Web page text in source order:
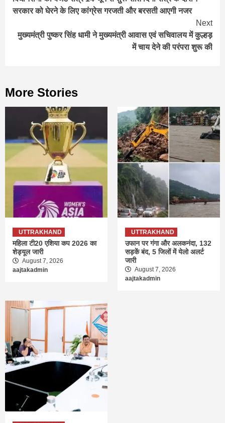
Reading
सरकार को घेरने के लिए कांग्रेस गरजती और बरसती आएगी नजर
Next
मुख्यमंत्री पुष्कर सिंह धामी ने मुख्यमंत्री आवास एवं सचिवालय में कुल्हड़
में चाय देने की परंपरा शुरू की
More Stories
UTTRAKHAND
महिला टी20 एशिया कप 2026 का
शेड्यूल जारी
August 7, 2026
aajtakadmin
UTTRAKHAND
उफान पर गंगा और अलकनंदा, 132
सड़कें बंद, 5 जिलों में येलो अलर्ट
जारी
August 7, 2026
aajtakadmin